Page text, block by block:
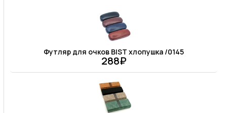
Футляр для очков BIST хлопушка /0145
288₽